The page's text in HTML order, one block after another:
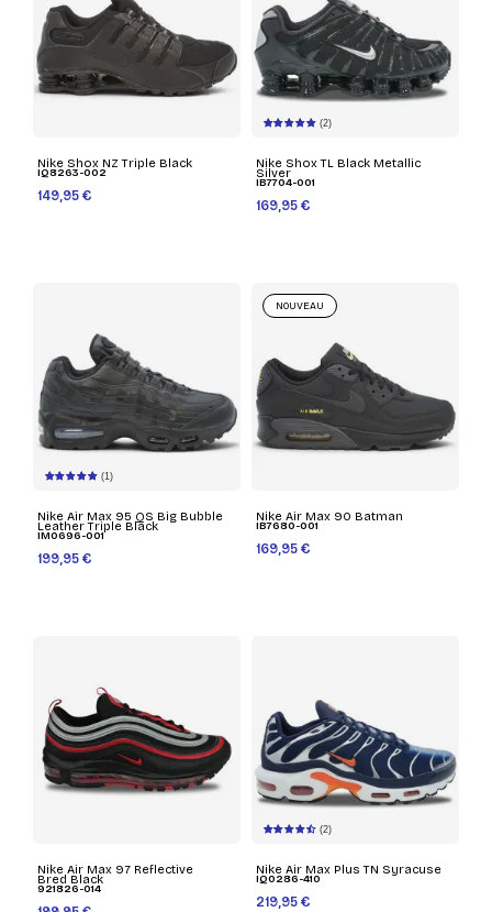
Nike Shox NZ Triple Black
IQ8263-002
149,95 €
(2)
Nike Shox TL Black Metallic
Silver
IB7704-001
169,95 €
(1)
Nike Air Max 95 QS Big Bubble
Leather Triple Black
IM0696-001
199,95 €
Nike Air Max 90 Batman
IB7680-001
169,95 €
NOUVEAU
Nike Air Max 97 Reflective
Bred Black
921826-014
(2)
Nike Air Max Plus TN Syracuse
IQ0286-410
219,95 €